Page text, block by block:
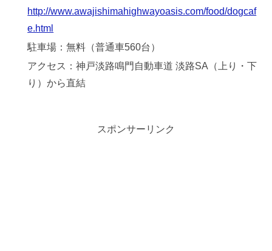
http://www.awajishimahighwayoasis.com/food/dogcaf
e.html
駐車場：無料（普通車560台）
アクセス：神戸淡路鳴門自動車道 淡路SA（上り・下
り）から直結
スポンサーリンク